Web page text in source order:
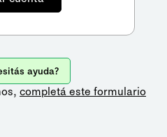
ayuda?
completá este formulario